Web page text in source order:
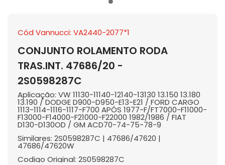
Cód Vannucci: VA2440-2077*1
CONJUNTO ROLAMENTO RODA
TRAS.INT. 47686/20 -
2S0598287C
Aplicação: VW 11130-11140-12140-13130 13.150 13.180
13.190 / DODGE D900-D950-E13-E21 / FORD CARGO
1113-1114-1116-1117-F700 APÓS 1977-F/FT7000-F11000-
F13000-F14000-F21000-F22000 1982/1986 / FIAT
D130-D130OD / GM ACD70-74-75-78-9
Similares: 2S0598287C | 47686/47620 |
47686/47620W
Codigo Original: 2S0598287C